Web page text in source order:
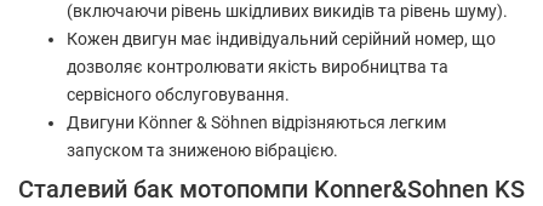
(включаючи рівень шкідливих викидів та рівень шуму).
Кожен двигун має індивідуальний серійний номер, що
дозволяє контролювати якість виробництва та
сервісного обслуговування.
Двигуни Könner & Söhnen відрізняються легким
запуском та зниженою вібрацією.
Сталевий бак мотопомпи Konner&Sohnen KS